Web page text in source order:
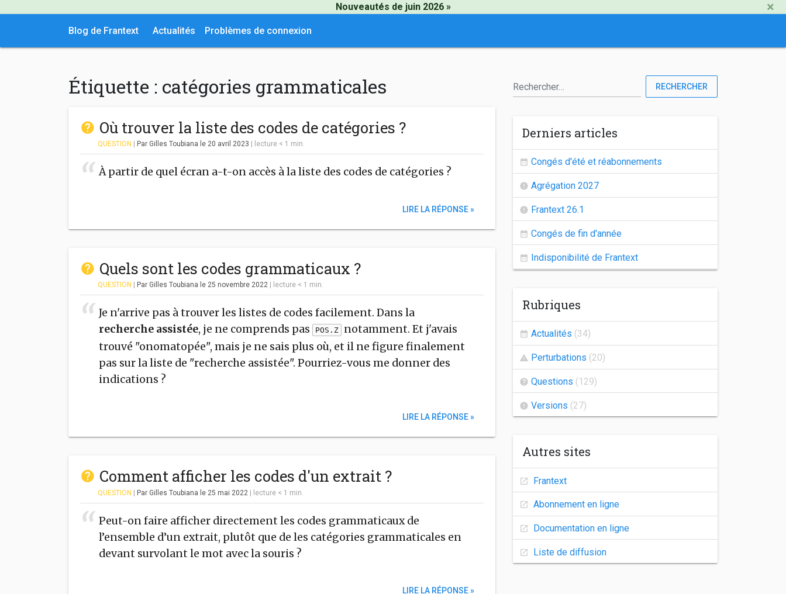
Nouveautés de juin 2026 » ×
Blog de Frantext Actualités Problèmes de connexion
Étiquette : catégories grammaticales
Où trouver la liste des codes de catégories ?
QUESTION Par Gilles Toubiana le 20 avril 2023 lecture < 1 min.
À partir de quel écran a-t-on accès à la liste des codes de catégories ?
LIRE LA RÉPONSE »
Quels sont les codes grammaticaux ?
QUESTION Par Gilles Toubiana le 25 novembre 2022 lecture < 1 min.
Je n'arrive pas à trouver les listes de codes facilement. Dans la
recherche assistée, je ne comprends pas POS.Z
notamment. Et j'avais
trouvé "onomatopée", mais je ne sais plus où, et il ne figure finalement
pas sur la liste de "recherche assistée". Pourriez-vous me donner des
indications ?
LIRE LA RÉPONSE »
Comment afficher les codes d'un extrait ?
QUESTION | Par Gilles Toubiana le 25 mai 2022 | lecture < 1 min.
Peut-on faire afficher directement les codes grammaticaux de
l’ensemble d’un extrait, plutôt que de les catégories grammaticales en
devant survolant le mot avec la souris ?
LIRE LA RÉPONSE »
RECHERCHER
Derniers articles
Congés d'été et réabonnements
Agrégation 2027
Frantext 26.1
Congés de fin d'année
Indisponibilité de Frantext
Congés d'automne
Agrégation 2026
Frantext 25.2
Indisponibilité des comptes utilisateurs
Rubriques
Actualités (34)
Perturbations (20)
Questions (129)
Versions (27)
Autres sites
Frantext
Abonnement en ligne
Documentation en ligne
Liste de diffusion